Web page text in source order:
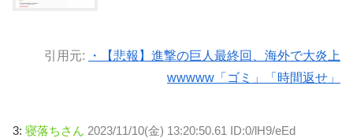
引用元:
・【悲報】進撃の巨人最終回、海外で大炎上
wwwww「ゴミ」「時間返せ」
3: 寝落ちさん 2023/11/10(金) 13:20:50.61 ID:0/lH9/eEd